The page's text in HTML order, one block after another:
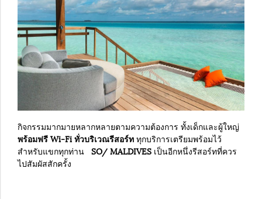
กิจกรรมมากมายหลากหลายตามความต้องการ ทั้งเด็กและผู้ใหญ่
พร้อมฟรี Wi-Fi ทั่วบริเวณรีสอร์ททุกบริการเตรียมพร้อมไว้
สำหรับแขกทุกท่าน SO/ MALDIVES เป็นอีกหนึ่งรีสอร์ทที่ควร
ไปสัมผัสสักครั้ง